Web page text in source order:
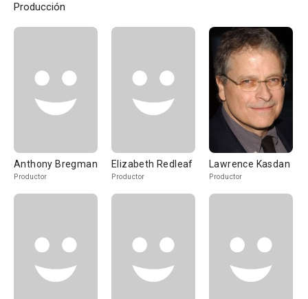
Producción
Anthony Bregman
Productor
Elizabeth Redleaf
Productor
Lawrence Kasdan
Productor